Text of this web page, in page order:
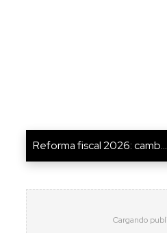
Reforma fiscal 2026: camb...